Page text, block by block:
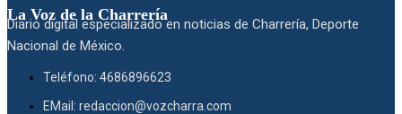
La Voz de la Charrería
Diario digital especializado en noticias de Charrería, Deporte
Nacional de México.
Teléfono: 4686896623
EMail: redaccion@vozcharra.com